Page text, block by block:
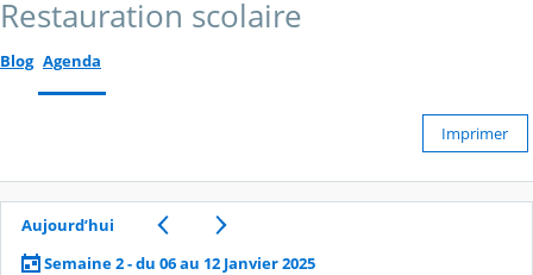
Restauration scolaire
Blog Agenda
Imprimer
Aujourd’hui
Semaine 2 - du 06 au 12 Janvier 2025